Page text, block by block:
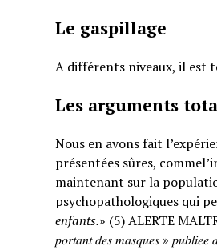
Le gaspillage
A différents niveaux, il est
Les arguments
Nous en avons fait
présentées sûres,
maintenant sur la
psychopathologiques qui
enfants.» (5) ALERTE
𝑝𝑜𝑟𝑡𝑎𝑛𝑡 𝑑𝑒𝑠 𝑚𝑎𝑠𝑞𝑢𝑒𝑠 »